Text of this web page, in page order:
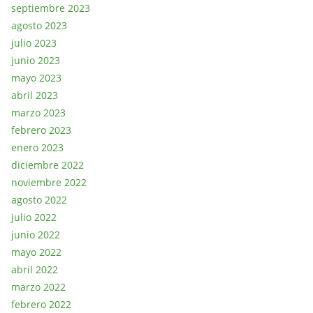
septiembre 2023
agosto 2023
julio 2023
junio 2023
mayo 2023
abril 2023
marzo 2023
febrero 2023
enero 2023
diciembre 2022
noviembre 2022
agosto 2022
julio 2022
junio 2022
mayo 2022
abril 2022
marzo 2022
febrero 2022